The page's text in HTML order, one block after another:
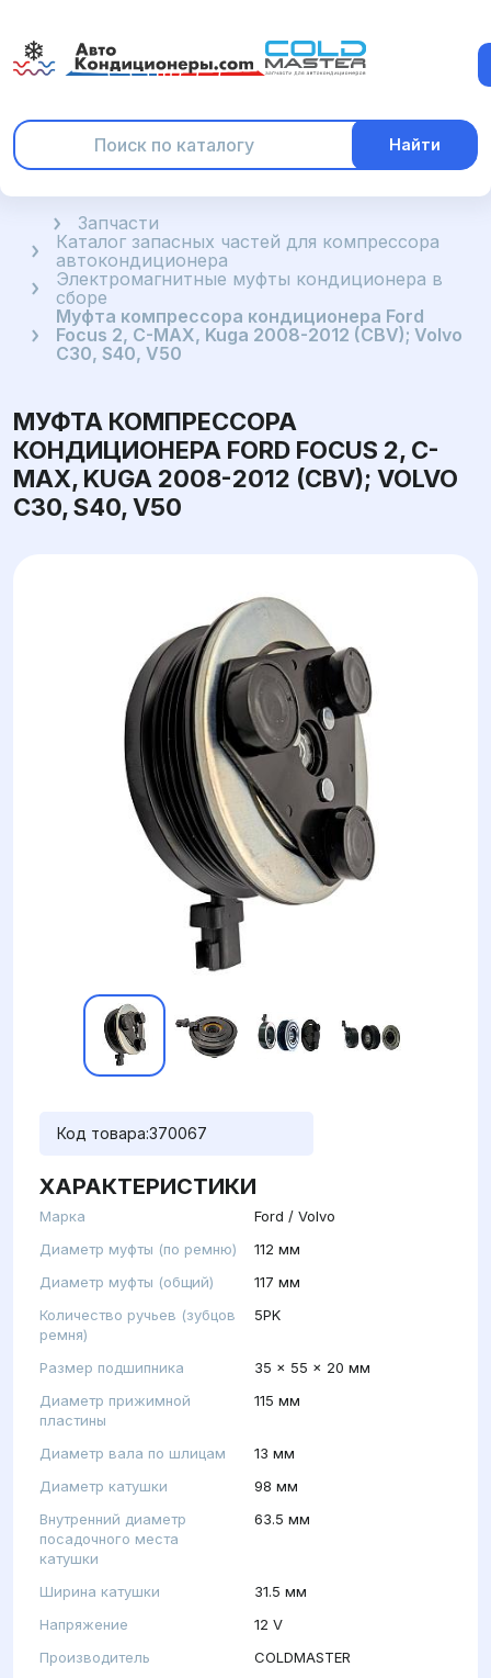
Найти
ГлавнаяЗапчасти
Каталог запасных частей для компрессора
автокондиционера
Электромагнитные муфты кондиционера в
сборе
Муфта компрессора кондиционера Ford
Focus 2, C-MAX, Kuga 2008-2012 (CBV); Volvo
C30, S40, V50
МУФТА КОМПРЕССОРА
КОНДИЦИОНЕРА FORD FOCUS 2, C-
MAX, KUGA 2008-2012 (CBV); VOLVO
C30, S40, V50
Код товара:370067
ХАРАКТЕРИСТИКИ
Марка
Ford / Volvo
Диаметр муфты (по ремню)
112 мм
Диаметр муфты (общий)
117 мм
Количество ручьев (зубцов
ремня)
5PK
Размер подшипника
35 x 55 x 20 мм
Диаметр прижимной
пластины
115 мм
Диаметр вала по шлицам
13 мм
Диаметр катушки
98 мм
Внутренний диаметр
посадочного места
катушки
63.5 мм
Ширина катушки
31.5 мм
Напряжение
12 V
Производитель
COLDMASTER